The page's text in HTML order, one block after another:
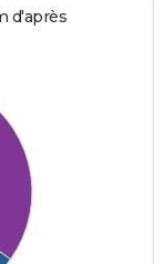
d'après